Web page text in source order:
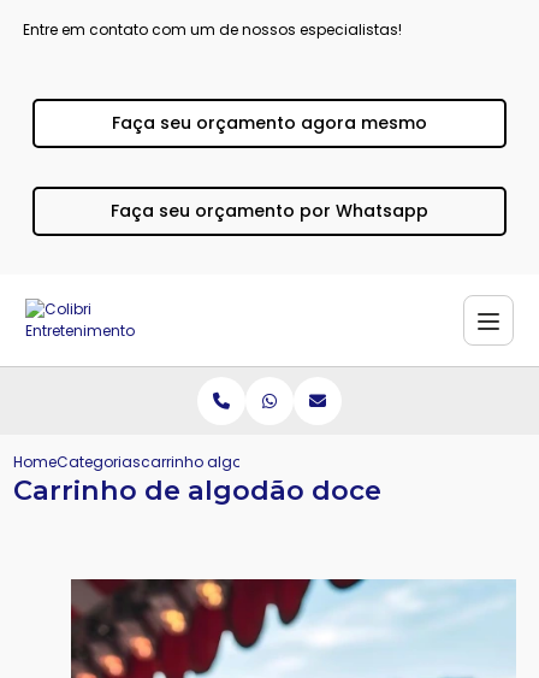
Entre em contato com um de nossos especialistas!
Faça seu orçamento agora mesmo
Faça seu orçamento por Whatsapp
HomeCategoriascarrinho algodao doce
Carrinho de algodão doce